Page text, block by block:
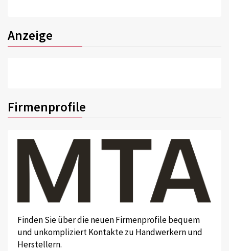
Anzeige
Firmenprofile
Finden Sie über die neuen Firmenprofile bequem
und unkompliziert Kontakte zu Handwerkern und
Herstellern.